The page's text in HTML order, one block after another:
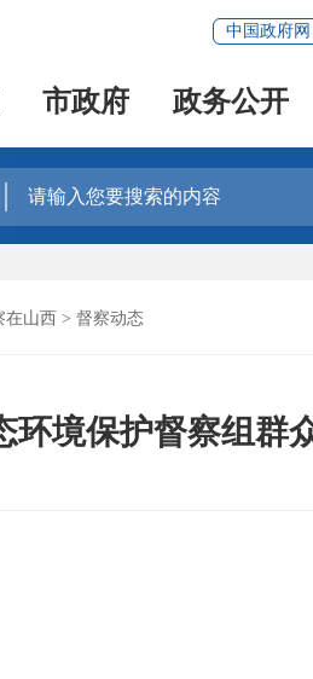
中国政府网
市政府 政务公开
在山西 > 督察动态
环境保护督察组群